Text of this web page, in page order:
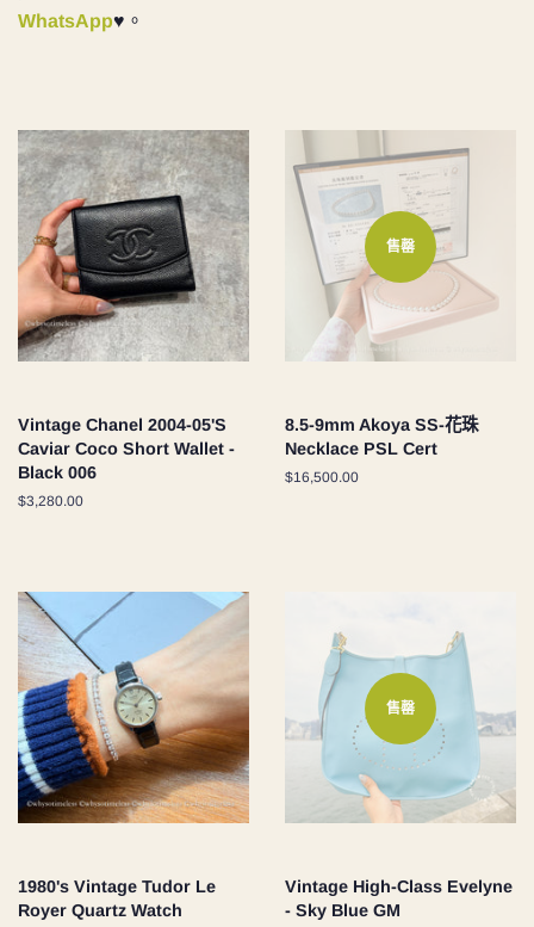
WhatsApp♥️。
Vintage Chanel 2004-05'S
Caviar Coco Short Wallet -
Black 006
定
$3,280.00
售罄
8.5-9mm Akoya SS-花珠
Necklace PSL Cert
定
$16,500.00
1980's Vintage Tudor Le
Royer Quartz Watch
售罄
Vintage High-Class Evelyne
- Sky Blue GM